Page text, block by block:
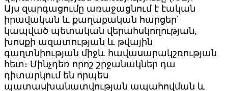
Այս զարգացումը առաջացնում է էական
իրավական և քաղաքական հարցեր՝
կապված պետական վերահսկողության,
խոսքի ազատության և թվային
գաղտնիության միջև հավասարակշռության
հետ։ Մինչդեռ որոշ շրջանակներ դա
դիտարկում են որպես
պատասխանատվության ապահովման և